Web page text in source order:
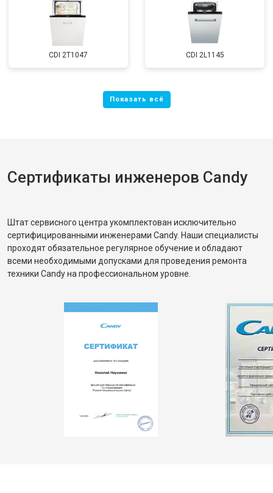
CDI 2T1047 CDI 2L1145
Сертификаты инженеров Candy
Штат сервисного центра укомплектован исключительно
сертифицированными инженерами Candy. Наши специалисты
проходят обязательное регулярное обучение и обладают
всеми необходимыми допусками для проведения ремонта
техники Candy на профессиональном уровне.